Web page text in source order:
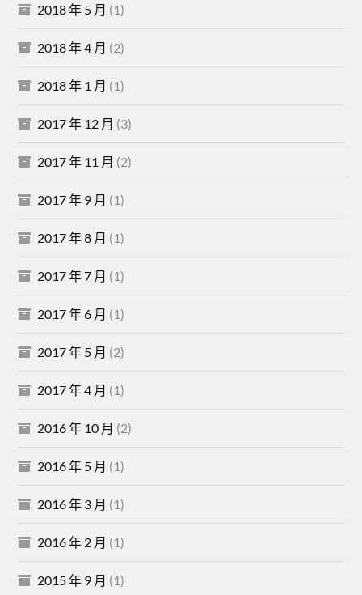
2018 年 5 月 (1)
2018 年 4 月 (2)
2018 年 1 月 (1)
2017 年 12 月 (3)
2017 年 11 月 (2)
2017 年 9 月 (1)
2017 年 8 月 (1)
2017 年 7 月 (1)
2017 年 6 月 (1)
2017 年 5 月 (2)
2017 年 4 月 (1)
2016 年 10 月 (2)
2016 年 5 月 (1)
2016 年 3 月 (1)
2016 年 2 月 (1)
2015 年 9 月 (1)